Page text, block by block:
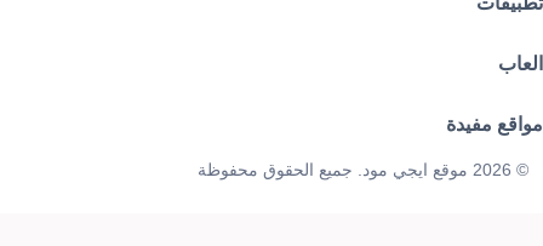
العاب
مواقع مفيدة
© 2026 موقع ايجي مود. جميع الحقوق محفوظة